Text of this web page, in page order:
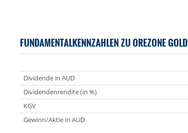
FUNDAMENTALKENNZAHLEN ZU OREZONE GOLD
Dividende in AUD
Dividendenrendite (in %)
KGV
Gewinn/Aktie in AUD